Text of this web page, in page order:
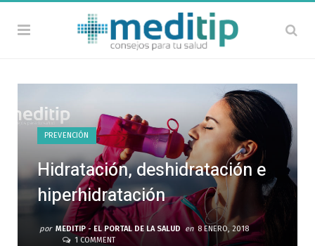
PREVENCIÓN
Hidratación, deshidratación e
hiperhidratación
por MEDITIP - EL PORTAL DE LA SALUD en 8 ENERO, 2018
1 COMMENT